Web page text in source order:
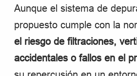
Aunque el sistema de
propuesto cumple con la
el riesgo de filtraciones,
accidentales o fallos en el